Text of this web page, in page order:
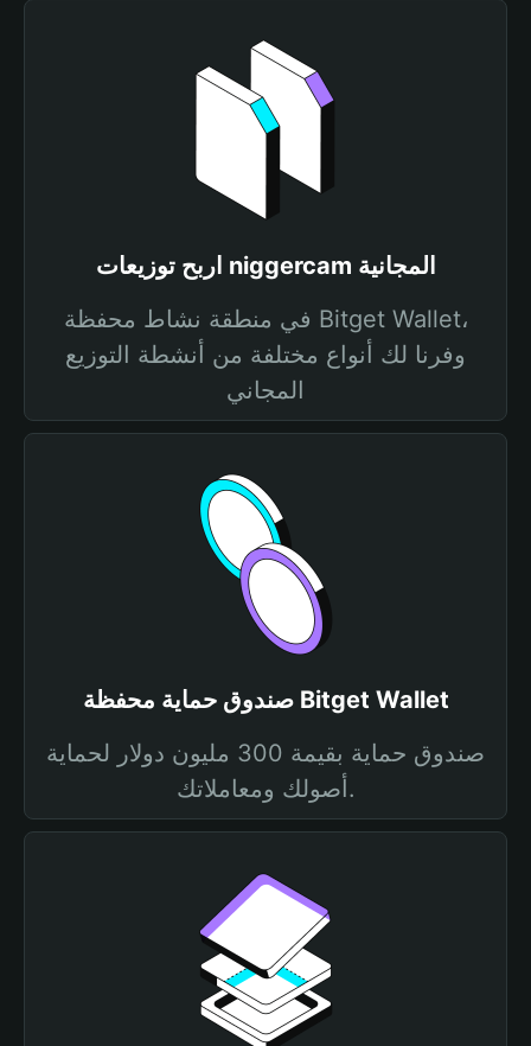
اربح توزيعات niggercam المجانية
في منطقة نشاط محفظة Bitget Wallet،
وفرنا لك أنواع مختلفة من أنشطة التوزيع
المجاني
صندوق حماية محفظة Bitget Wallet
صندوق حماية بقيمة 300 مليون دولار لحماية
أصولك ومعاملاتك.